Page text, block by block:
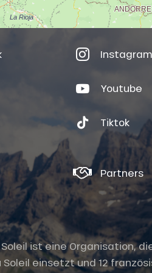
Instagram
Youtube
Tiktok
Partners
ist eine Organisation,
einsetzt und 12